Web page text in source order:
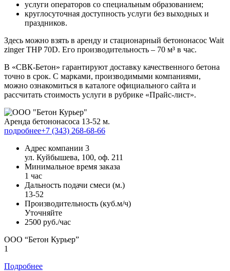
услуги операторов со специальным образованием;
круглосуточная доступность услуги без выходных и
праздников.
Здесь можно взять в аренду и стационарный бетононасос Wait
zinger THP 70D. Его производительность – 70 м³ в час.
В «СВК-Бетон» гарантируют доставку качественного бетона
точно в срок. С марками, производимыми компаниями,
можно ознакомиться в каталоге официального сайта и
рассчитать стоимость услуги в рубрике «Прайс-лист».
Аренда бетононасоса 13-52 м.
подробнее+7 (343) 268-68-66
Адрес компании 3
ул. Куйбышева, 100, оф. 211
Минимальное время заказа
1 час
Дальность подачи смеси (м.)
13-52
Производительность (куб.м/ч)
Уточняйте
2500 руб./час
ООО “Бетон Курьер”
1
Подробнее